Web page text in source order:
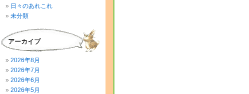
日々のあれこれ
未分類
アーカイブ
2026年8月
2026年7月
2026年6月
2026年5月